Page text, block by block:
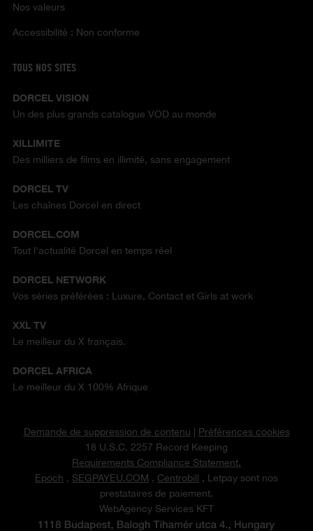
Nos valeurs
Accessibilité : Non conforme
TOUS NOS SITES
DORCEL VISION
Un des plus grands catalogue VOD au monde
XILLIMITE
Des milliers de films en illimité, sans engagement
DORCEL TV
Les chaînes Dorcel en direct
DORCEL.COM
Tout l'actualité Dorcel en temps réel
DORCEL NETWORK
Vos séries préférées : Luxure, Contact et Girls at work
XXL TV
Le meilleur du X français.
DORCEL AFRICA
Le meilleur du X 100% Afrique
Demande de suppression de contenu | Préférences cookies
18 U.S.C. 2257 Record Keeping
Requirements Compliance Statement.
Epoch , SEGPAYEU.COM , Centrobill , Letpay sont nos
prestataires de paiement.
WebAgency Services KFT